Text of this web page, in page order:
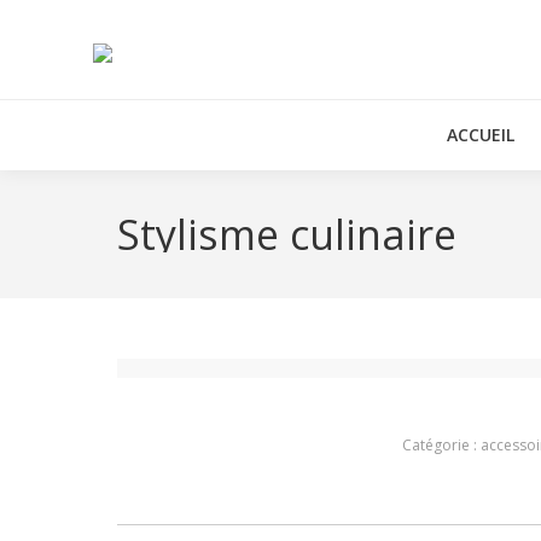
ACCUEIL
Stylisme culinaire
Catégorie :